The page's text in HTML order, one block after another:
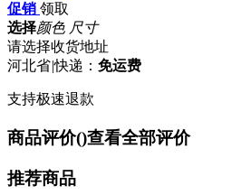
促销 领取
选择颜色 尺寸
请选择收货地址
河北省|快递： 免运费
支持极速退款
商品评价()查看全部评价
推荐商品